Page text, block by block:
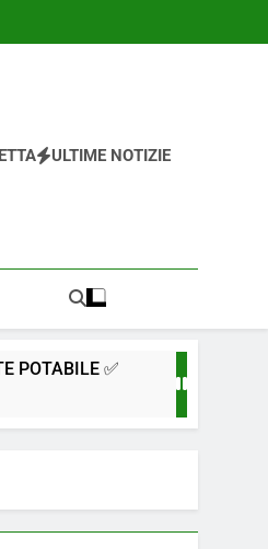
ULTIME NOTIZIE
POTABILE ✅